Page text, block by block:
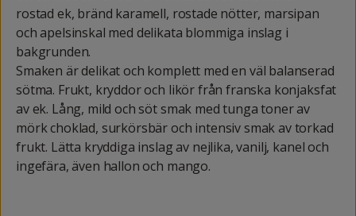
rostad ek, bränd karamell, rostade nötter, marsipan
och apelsinskal med delikata blommiga inslag i
bakgrunden.
Smaken är delikat och komplett med en väl balanserad
sötma. Frukt, kryddor och likör från franska konjaksfat
av ek. Lång, mild och söt smak med tunga toner av
mörk choklad, surkörsbär och intensiv smak av torkad
frukt. Lätta kryddiga inslag av nejlika, vanilj, kanel och
ingefära, även hallon och mango.